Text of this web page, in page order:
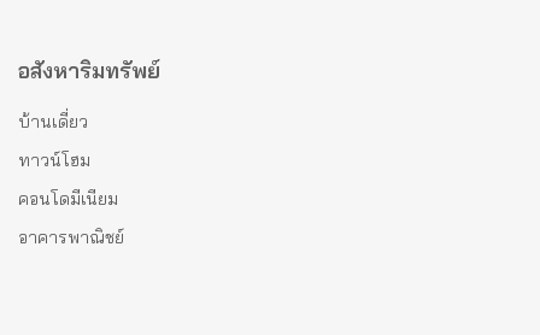
อสังหาริมทรัพย์
บ้านเดี่ยว
ทาวน์โฮม
คอนโดมีเนียม
อาคารพาณิชย์